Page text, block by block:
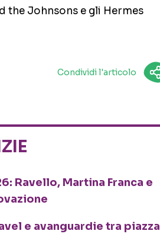
the Johnsons e gli Hermes
Condividi l'articolo
Ravello, Martina Franca e
e avanguardie tra piazza